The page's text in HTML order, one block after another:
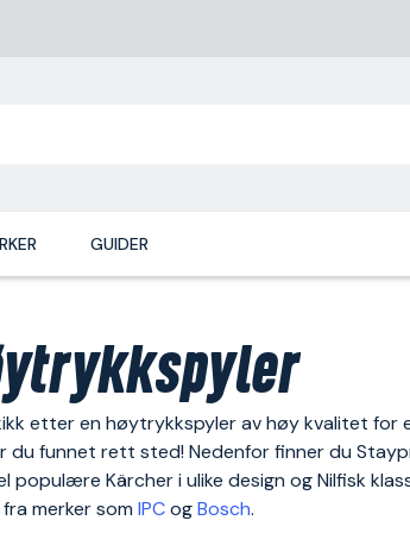
GUIDER
etter en høytrykkspyler av høy kvalitet for
du funnet rett sted! Nedenfor finner du
populære Kärcher i ulike design og Nilfisk
merker som IPCogBosch.